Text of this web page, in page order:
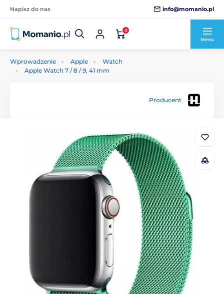
Napisz do nas info@momanio.pl
0
Menu
Wprowadzenie Apple
Watch
Apple Watch 7 / 8 / 9, 41 mm
Producent